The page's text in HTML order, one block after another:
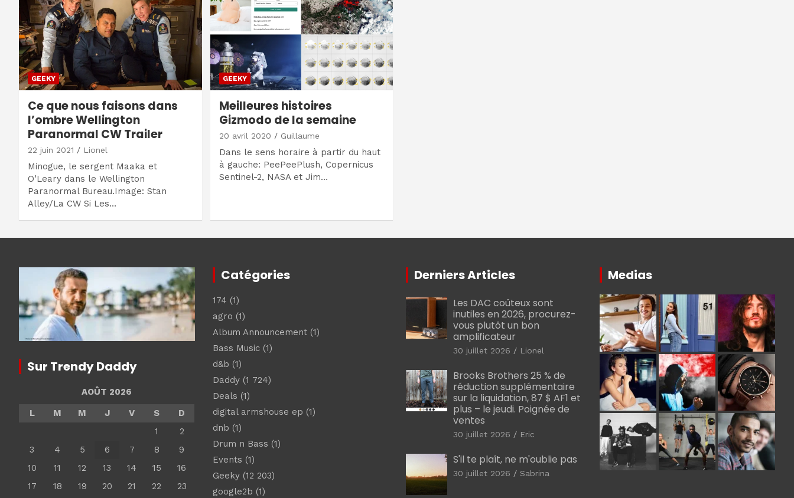
GEEKY
Ce que nous faisons dans
l’ombre Wellington
Paranormal CW Trailer
22 juin 2021 Lionel
Minogue, le sergent Maaka et
O’Leary dans le Wellington
Paranormal Bureau.Image: Stan
Alley/La CW Si Les…
GEEKY
Meilleures histoires
Gizmodo de la semaine
20 avril 2020 Guillaume
Dans le sens horaire à partir du haut
à gauche: PeePeePlush, Copernicus
Sentinel-2, NASA et Jim…
Sur Trendy Daddy
AOÛT 2026
L
M M J V S
D
1
2
3
4 5 6 7 8
9
10
11 12 13 14 15
16
17
18 19 20 21 22
23
Catégories
174 (1)
agro (1)
Album Announcement(1)
Bass Music(1)
d&b (1)
Daddy(1 724)
Deals (1)
digital armshouse ep (1)
dnb (1)
Drum n Bass (1)
Events (1)
Geeky(12 203)
google2b (1)
Derniers Articles
Les DAC coûteux sont
inutiles en 2026, procurez-
vous plutôt un bon
amplificateur
30 juillet 2026 Lionel
Brooks Brothers 25 % de
réduction supplémentaire
sur la liquidation, 87 $ AF1 et
plus – le jeudi. Poignée de
ventes
30 juillet 2026 Eric
S'il te plaît, ne m'oublie pas
30 juillet 2026 Sabrina
Medias